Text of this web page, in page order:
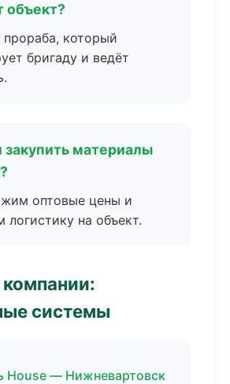
объект?
прораба, который
бригаду и ведёт
материалы
оптовые цены и
логистику на объект.
системы
House — Нижневартовск